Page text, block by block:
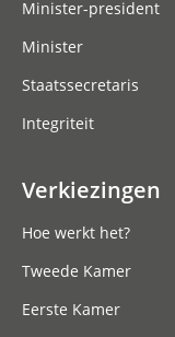
Minister-president
Minister
Staatssecretaris
Integriteit
Verkiezingen
Hoe werkt het?
Tweede Kamer
Eerste Kamer